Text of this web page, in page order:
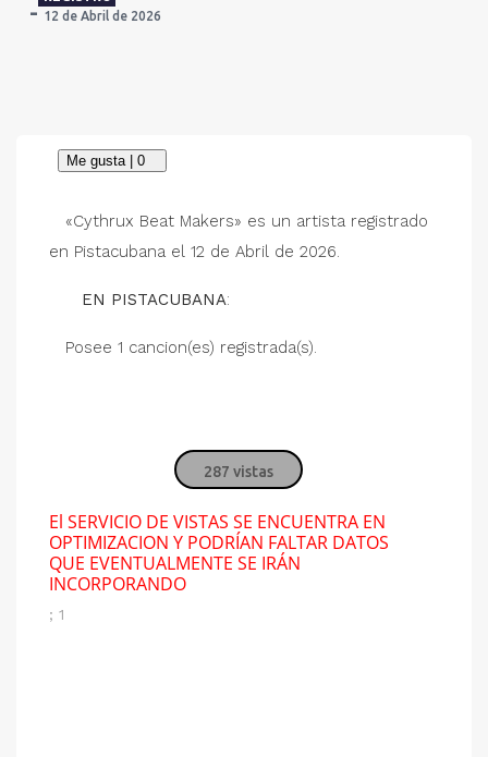
12 de Abril de 2026
«Cythrux Beat Makers» es un artista registrado
en Pistacubana el 12 de Abril de 2026.
EN PISTACUBANA:
Posee 1 cancion(es) registrada(s).
287 vistas
El SERVICIO DE VISTAS SE ENCUENTRA EN
OPTIMIZACION Y PODRÍAN FALTAR DATOS
QUE EVENTUALMENTE SE IRÁN
INCORPORANDO
; 1